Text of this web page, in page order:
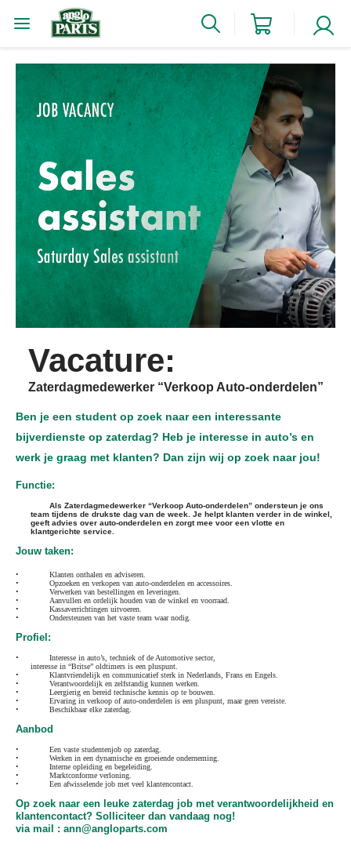
Vacature:
Zaterdagmedewerker “Verkoop Auto-onderdelen”
Ben je een student op zoek naar een interessante
bijverdienste op zaterdag? Heb je interesse in auto’s en
werk je graag met klanten? Dan zijn wij op zoek naar jou!
Functie:
Als Zaterdagmedewerker “Verkoop Auto-onderdelen” ondersteun je ons
team tijdens de drukste dag van de week. Je helpt klanten verder in de winkel,
geeft advies over auto-onderdelen en zorgt mee voor een vlotte en
klantgerichte service.
Jouw taken:
•
Klanten onthalen en adviseren.
•
Opzoeken en verkopen van auto-onderdelen en accessoires.
•
Verwerken van bestellingen en leveringen.
•
Aanvullen en ordelijk houden van de winkel en voorraad.
•
Kassaverrichtingen uitvoeren.
•
Ondersteunen van het vaste team waar nodig.
Profiel:
•
Interesse in auto’s, techniek of de Automotive sector,
interesse in “Britse” oldtimers is een pluspunt.
•
Klantvriendelijk en communicatief sterk in Nederlands, Frans en Engels.
•
Verantwoordelijk en zelfstandig kunnen werken.
•
Leergierig en bereid technische kennis op te bouwen.
•
Ervaring in verkoop of auto-onderdelen is een pluspunt, maar geen vereiste.
•
Beschikbaar elke zaterdag.
Aanbod
•
Een vaste studentenjob op zaterdag.
•
Werken in een dynamische en groeiende onderneming.
•
Interne opleiding en begeleiding.
•
Marktconforme verloning.
•
Een afwisselende job met veel klantencontact.
Op zoek naar een leuke zaterdag job met verantwoordelijkheid en
klantencontact? Solliciteer dan vandaag nog!
via mail : ann@angloparts.com